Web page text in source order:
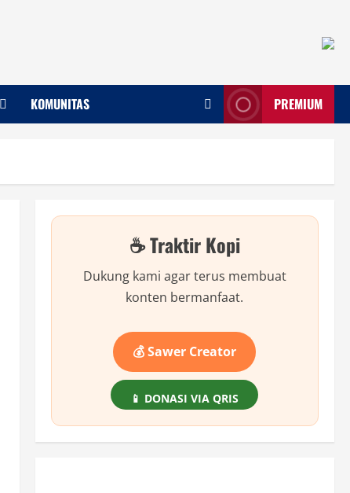
KOMUNITAS PREMIUM
☕ Traktir Kopi
Dukung kami agar terus membuat
konten bermanfaat.
💰 Sawer Creator
📱 DONASI VIA QRIS